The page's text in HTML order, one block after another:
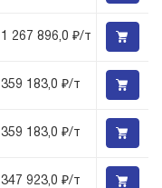
1 267 896,0 ₽/т
359 183,0 ₽/т
359 183,0 ₽/т
347 923,0 ₽/т